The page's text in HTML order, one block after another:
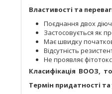
Властивості та
Поєднання двох
Застосовується як
Має швидку
Відсутність
Не проявляє
Класифікація ВООЗ,
Термін придатності